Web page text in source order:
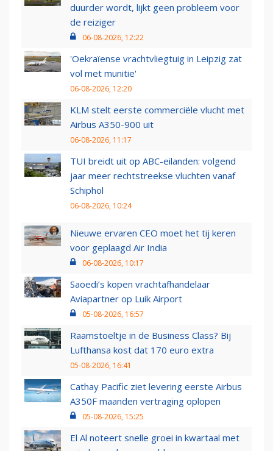
duurder wordt, lijkt geen probleem voor
de reiziger
06-08-2026, 12:22
'Oekraïense vrachtvliegtuig in Leipzig zat
vol met munitie'
06-08-2026, 12:20
KLM stelt eerste commerciële vlucht met
Airbus A350-900 uit
06-08-2026, 11:17
TUI breidt uit op ABC-eilanden: volgend
jaar meer rechtstreekse vluchten vanaf
Schiphol
06-08-2026, 10:24
Nieuwe ervaren CEO moet het tij keren
voor geplaagd Air India
06-08-2026, 10:17
Saoedi’s kopen vrachtafhandelaar
Aviapartner op Luik Airport
05-08-2026, 16:57
Raamstoeltje in de Business Class? Bij
Lufthansa kost dat 170 euro extra
05-08-2026, 16:41
Cathay Pacific ziet levering eerste Airbus
A350F maanden vertraging oplopen
05-08-2026, 15:25
El Al noteert snelle groei in kwartaal met